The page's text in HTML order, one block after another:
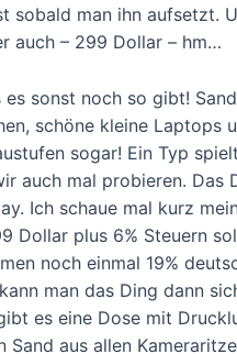
sobald man ihn aufsetzt.
auch – 299 Dollar – hm…
es sonst noch so gibt!
schöne kleine Laptops
sogar! Ein Typ
auch mal probieren. Das
Ich schaue mal kurz
Dollar plus 6% Steuern
noch einmal 19%
man das Ding dann
es eine Dose mit
Sand aus allen